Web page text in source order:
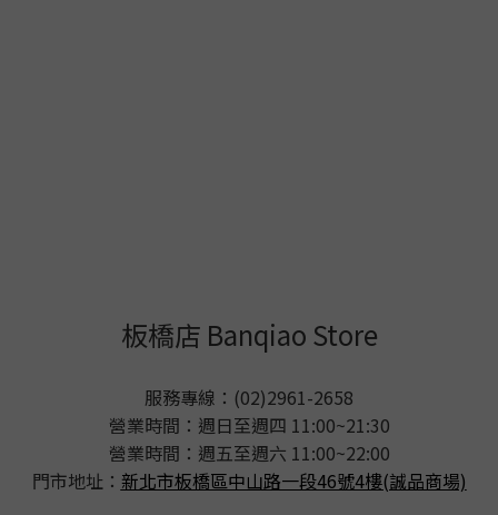
板橋店 Banqiao Store
服務專線：(02)2961-2658
營業時間：週日至週四 11:00~21:30
營業時間：週五至週六 11:00~22:00
門市地址： 新北市板橋區中山路一段46號4樓(誠品商場)